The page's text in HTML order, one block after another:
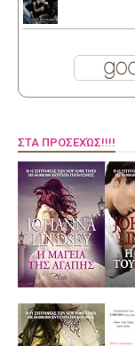
ΣΤΑ ΠΡΟΣΕΧΏΣ!!!!